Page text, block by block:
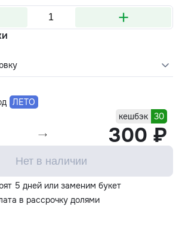
+
ЛЕТО
кешбэк 30
300 ₽
Нет в наличии
5 дней или заменим букет
в рассрочку долями